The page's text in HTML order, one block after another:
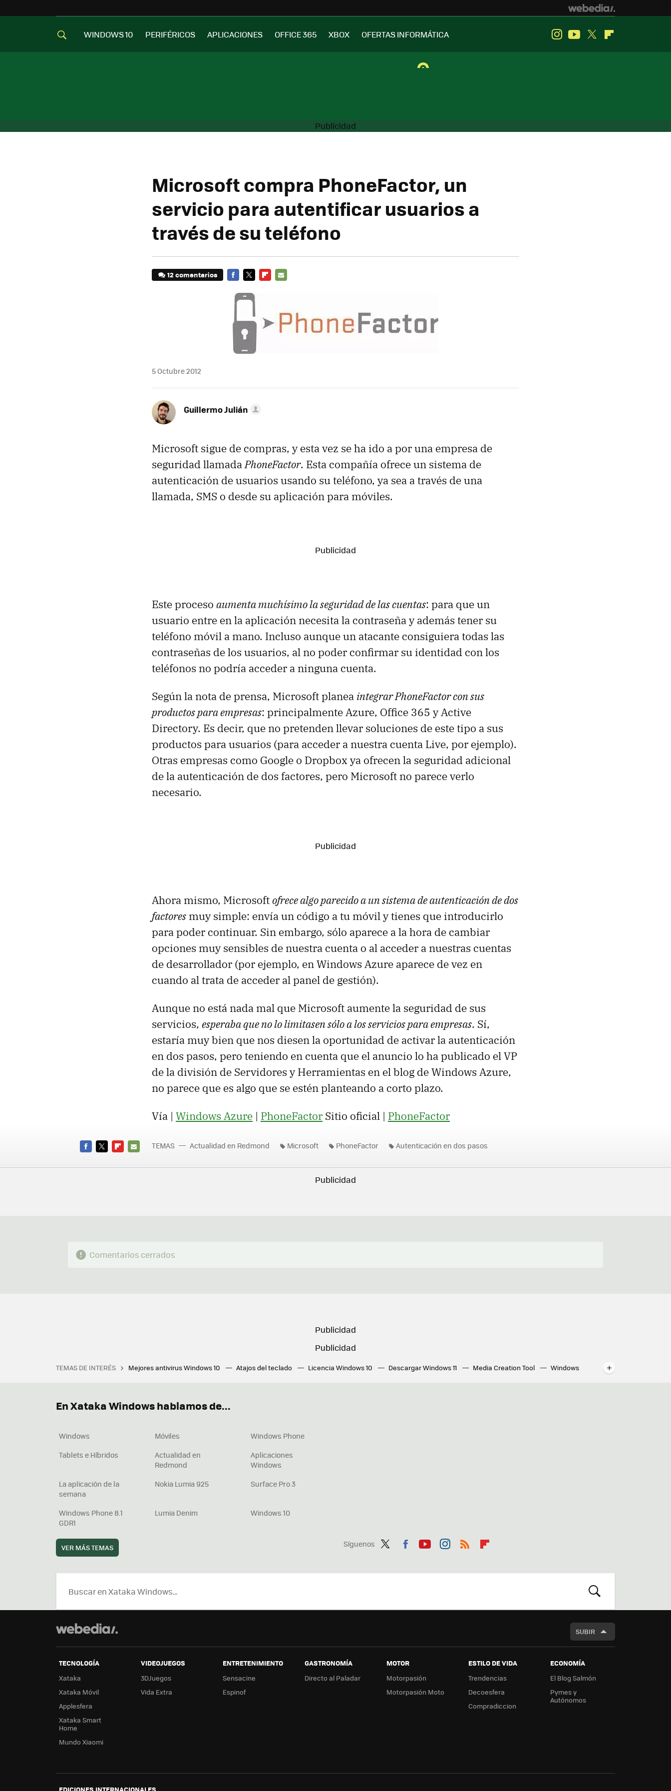
WINDOWS 10 PERIFÉRICOS APLICACIONES OFFICE 365 XBOX OFERTAS INFORMÁTICA InstagramYoutube
Twitter
Microsoft compra PhoneFactor, un
servicio para autentificar usuarios a
través de su teléfono
12 comentarios
5 Octubre 2012
Guillermo Julián
Microsoft sigue de compras, y esta vez se ha ido a por una empresa de
seguridad llamadaPhoneFactor. Esta compañía ofrece un sistema de
autenticación de usuarios usando su teléfono, ya sea a través de una
llamada, SMS o desde su aplicación para móviles.
Este proceso aumenta muchísimo la seguridad de las cuentas: para que un
usuario entre en la aplicación necesita la contraseña y además tener su
teléfono móvil a mano. Incluso aunque un atacante consiguiera todas las
contraseñas de los usuarios, al no poder confirmar su identidad con los
teléfonos no podría acceder a ninguna cuenta.
Según la nota de prensa, Microsoft planea integrar PhoneFactor con sus
productos para empresas: principalmente Azure, Office 365 y Active
Directory. Es decir, que no pretenden llevar soluciones de este tipo a sus
productos para usuarios (para acceder a nuestra cuenta Live, por ejemplo).
Otras empresas como Google o Dropbox ya ofrecen la seguridad adicional
de la autenticación de dos factores, pero Microsoft no parece verlo
necesario.
Ahora mismo, Microsoftofrece algo parecido a un sistema de autenticación de dos
factores muy simple: envía un código a tu móvil y tienes que introducirlo
para poder continuar. Sin embargo, sólo aparece a la hora de cambiar
opciones muy sensibles de nuestra cuenta o al acceder a nuestras cuentas
de desarrollador (por ejemplo, en Windows Azure aparece de vez en
cuando al trata de acceder al panel de gestión).
Aunque no está nada mal que Microsoft aumente la seguridad de sus
servicios, esperaba que no lo limitasen sólo a los servicios para empresas. Sí,
estaría muy bien que nos diesen la oportunidad de activar la autenticación
en dos pasos, pero teniendo en cuenta que el anuncio lo ha publicado el VP
de la división de Servidores y Herramientas en el blog de Windows Azure,
no parece que es algo que se estén planteando a corto plazo.
Vía | Windows Azure | PhoneFactor Sitio oficial | PhoneFactor
MAIL
TEMAS Actualidad en Redmond Microsoft PhoneFactor Autenticación en dos pasos
Comentarios cerrados
TEMAS DE INTERÉS Mejores antivirus Windows 10 Atajos del teclado Licencia Windows 10 Descargar Windows 11 Media Creation Tool
Windows
Síguenos
ter
ebo tub agr
boa
En Xataka Windows hablamos de...
Windows Móviles
Windows Phone
Tablets e Híbridos
Actualidad en
Redmond
Aplicaciones
Windows
La aplicación de la
semana
Nokia Lumia 925 Surface Pro 3
Windows Phone 8.1
GDR1
Lumia Denim Windows 10
VER MÁS TEMAS
BUSCAR
SUBIR
TECNOLOGÍA
Xataka
Xataka Móvil
Applesfera
Xataka Smart
Home
Mundo Xiaomi
VIDEOJUEGOS
3DJuegos
Vida Extra
ENTRETENIMIENTO
Sensacine
Espinof
GASTRONOMÍA
Directo al Paladar
MOTOR
Motorpasión
Motorpasión Moto
ESTILO DE VIDA
Trendencias
Decoesfera
Compradiccion
ECONOMÍA
El Blog Salmón
Pymes y
Autónomos